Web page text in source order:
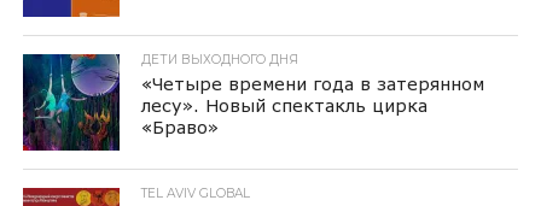
ДЕТИ ВЫХОДНОГО ДНЯ
«Четыре времени года в затерянном
лесу». Новый спектакль цирка
«Браво»
TEL AVIV GLOBAL